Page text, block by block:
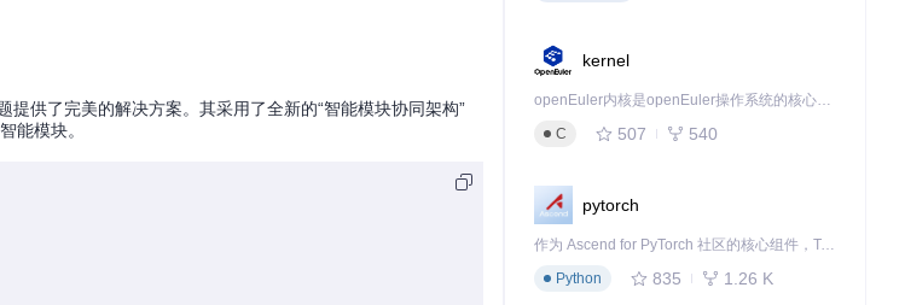
供了完美的解决方案。其采用了全新的“智能模块协同架构”
能模块。
kernel
openEuler内核是openEuler操作系统的核心，既是系统性能与稳定性的基石，也是连接处理器、设备与服务的桥梁。
C
507 540
pytorch
作为 Ascend for PyTorch 社区的核心组件，TorchNPU 是昇腾专为 PyTorch 打造的深度学习适配插件，使 PyTorch 框架能够直接调用昇腾 NPU，为开发者提供昇腾 AI 处理器的超强算力。
Python
835 1.26 K